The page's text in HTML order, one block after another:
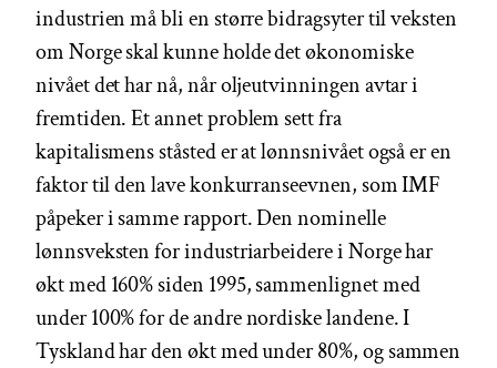
industrien må bli en større bidragsyter til veksten
om Norge skal kunne holde det økonomiske
nivået det har nå, når oljeutvinningen avtar i
fremtiden. Et annet problem sett fra
kapitalismens ståsted er at lønnsnivået også er en
faktor til den lave konkurranseevnen, som IMF
påpeker i samme rapport. Den nominelle
lønnsveksten for industriarbeidere i Norge har
økt med 160% siden 1995, sammenlignet med
under 100% for de andre nordiske landene. I
Tyskland har den økt med under 80%, og sammen